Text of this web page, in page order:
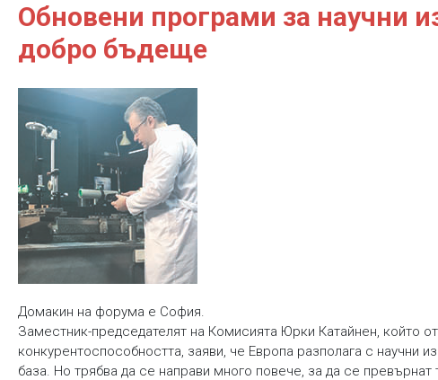
Обновени програми за научни
добро бъдеще
Домакин на форума е София.
Заместник-председателят на Комисията Юрки Катайнен, който
конкурентоспособността, заяви, че Европа разполага с научни
база. Но трябва да се направи много повече, за да се